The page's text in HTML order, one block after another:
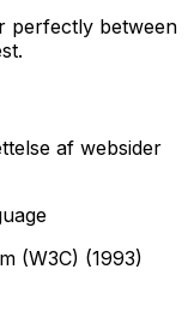
perfectly between
af websider
(W3C) (1993)